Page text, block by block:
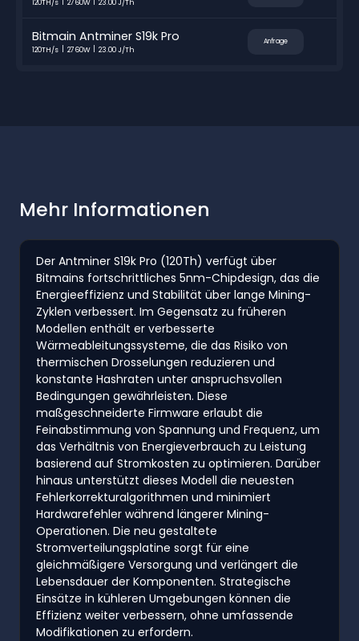
120TH/s 2760W 23.00 J/Th
Bitmain Antminer S19k Pro
120TH/s 2760W 23.00 J/Th
Anfrage
Mehr Informationen
Der Antminer S19k Pro (120Th) verfügt über
Bitmains fortschrittliches 5nm-Chipdesign, das die
Energieeffizienz und Stabilität über lange Mining-
Zyklen verbessert. Im Gegensatz zu früheren
Modellen enthält er verbesserte
Wärmeableitungssysteme, die das Risiko von
thermischen Drosselungen reduzieren und
konstante Hashraten unter anspruchsvollen
Bedingungen gewährleisten. Diese
maßgeschneiderte Firmware erlaubt die
Feinabstimmung von Spannung und Frequenz, um
das Verhältnis von Energieverbrauch zu Leistung
basierend auf Stromkosten zu optimieren. Darüber
hinaus unterstützt dieses Modell die neuesten
Fehlerkorrekturalgorithmen und minimiert
Hardwarefehler während längerer Mining-
Operationen. Die neu gestaltete
Stromverteilungsplatine sorgt für eine
gleichmäßigere Versorgung und verlängert die
Lebensdauer der Komponenten. Strategische
Einsätze in kühleren Umgebungen können die
Effizienz weiter verbessern, ohne umfassende
Modifikationen zu erfordern.